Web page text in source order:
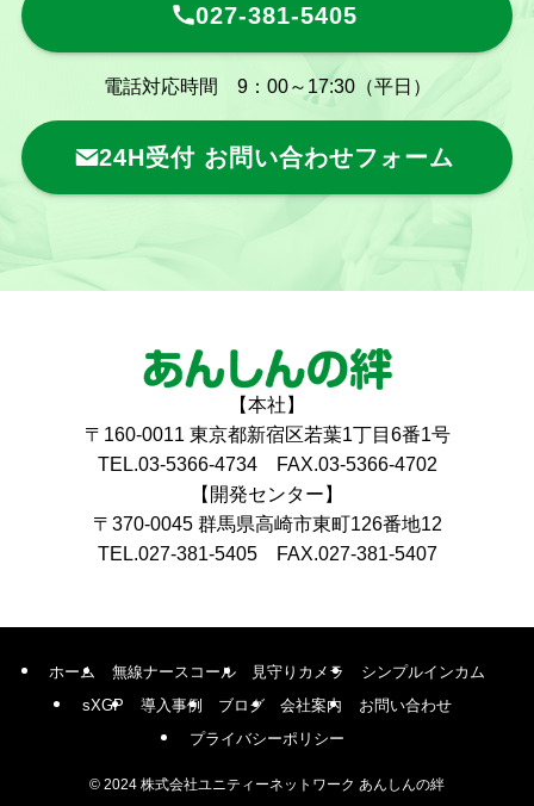
027-381-5405
電話対応時間 9：00～17:30（平日）
24H受付 お問い合わせフォーム
【本社】
〒160-0011 東京都新宿区若葉1丁目6番1号
TEL.03-5366-4734 FAX.03-5366-4702
【開発センター】
〒370-0045 群馬県高崎市東町126番地12
TEL.027-381-5405 FAX.027-381-5407
ホーム 無線ナースコール 見守りカメラ
シンプルインカム
sXGP
導入事例 ブログ 会社案内
お問い合わせ
プライバシーポリシー
© 2024 株式会社ユニティーネットワーク あんしんの絆